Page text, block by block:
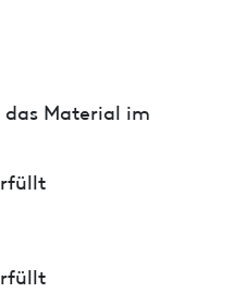
das Material im